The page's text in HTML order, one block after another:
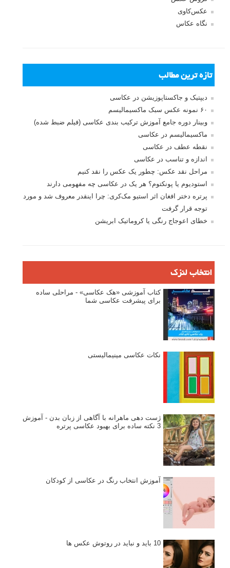
عکس‌کاوی
نگاه عکاس
تازه ترین مطالب
دیپتیک و جاکستا‌پوزیشن در عکاسی
۶۰ نمونه عکس سبک ماکسیمالیسم
وبینار دوره جامع آموزش ترکیب بندی عکاسی (فیلم ضبط شده)
ماکسیمالیسم در عکاسی
نقطه عطف در عکاسی
اندازه و تناسب در عکاسی
مراحل نقد عکس: چطور یک عکس را نقد کنیم
استودیوم یا پونکتوم؟ هر یک در عکاسی چه مفهومی دارند
پرتره دختر افغان اثر استیو مک‌کری: چرا اینقدر معروف شد و مورد
توجه قرار گرفت
خطای اعوجاج رنگی یا کروماتیک ابریشن
انتخاب لنزک
کتاب آموزشی «هک عکاسی» - مراحلی ساده
برای پیشرفت عکاسی شما
نکات عکاسی مینیمالیستی
ژست دهی ماهرانه با آگاهی از زبان بدن - آموزش
3 نکته ساده برای بهبود عکاسی پرتره
آموزش انتخاب رنگ در عکاسی از کودکان
10 باید و نباید در روتوش عکس ها